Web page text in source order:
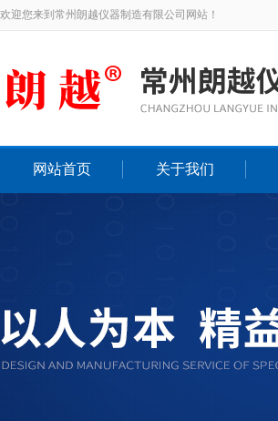
欢迎您来到常州朗越仪器制造有限公司网站！
网站首页 关于我们